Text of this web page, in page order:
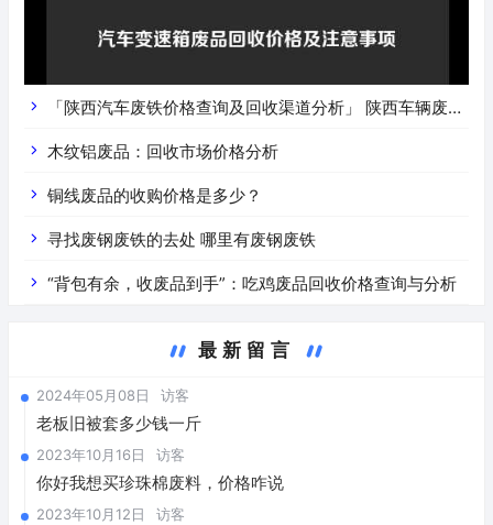
「陕西汽车废铁价格查询及回收渠道分析」 陕西车辆废铁
价是什么
木纹铝废品：回收市场价格分析
铜线废品的收购价格是多少？
寻找废钢废铁的去处 哪里有废钢废铁
“背包有余，收废品到手”：吃鸡废品回收价格查询与分析
最新留言
2024年05月08日 访客
老板旧被套多少钱一斤
2023年10月16日 访客
你好我想买珍珠棉废料，价格咋说
2023年10月12日 访客